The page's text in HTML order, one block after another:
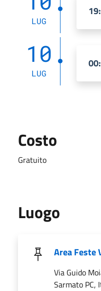
LUG
10
LUG
Costo
Gratuito
Luogo
Area Feste
Via Guido
Sarmato PC,